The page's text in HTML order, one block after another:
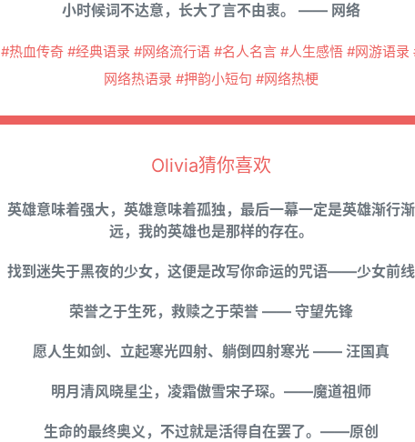
小时候词不达意，长大了言不由衷。 —— 网络
#热血传奇 #经典语录 #网络流行语 #名人名言 #人生感悟 #网游语录
网络热语录 #押韵小短句 #网络热梗
Olivia猜你喜欢
英雄意味着强大，英雄意味着孤独，最后一幕一定是英雄渐行渐
远，我的英雄也是那样的存在。
找到迷失于黑夜的少女，这便是改写你命运的咒语——少女前线
荣誉之于生死，救赎之于荣誉 —— 守望先锋
愿人生如剑、立起寒光四射、躺倒四射寒光 —— 汪国真
明月清风晓星尘，凌霜傲雪宋子琛。——魔道祖师
生命的最终奥义，不过就是活得自在罢了。——原创